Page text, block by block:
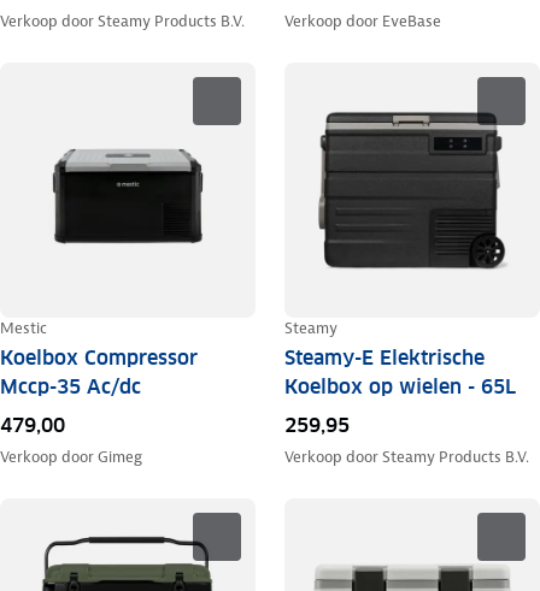
Verkoop doorSteamy Products B.V. Verkoop door EveBase
Mestic
Koelbox Compressor
Mccp-35 Ac/dc
479,00
Verkoop doorGimeg
Steamy
Steamy-E Elektrische
Koelbox op wielen - 65L
259,95
Verkoop doorSteamy Products B.V.